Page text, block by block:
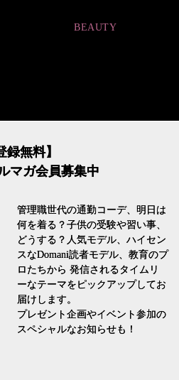
録無料】
マガ会員募集中
管理職世代の通勤コーデ、明日は
何を着る？子供の受験や習い事、
どうする？人気モデル、ハイセン
スなDomani読者モデル、教育のプ
ロたちから 発信されるタイムリ
ーなテーマをピックアップしてお
届けします。
プレゼント企画やイベント参加の
スペシャルなお知らせも！